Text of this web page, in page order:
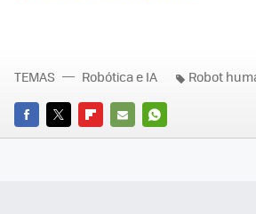
FACEBOOK
TWITTERFLIPBOARD
E-
WHATSAPP
TEMAS Robótica e IA Robot